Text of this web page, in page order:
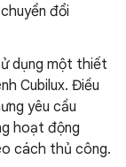
đổi
dụng một thiết
Cubilux. Điều
yêu cầu
hoạt động
cách thủ công.